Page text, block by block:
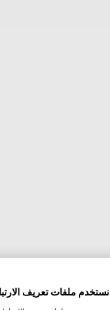
نستخدم ملفات تعريف